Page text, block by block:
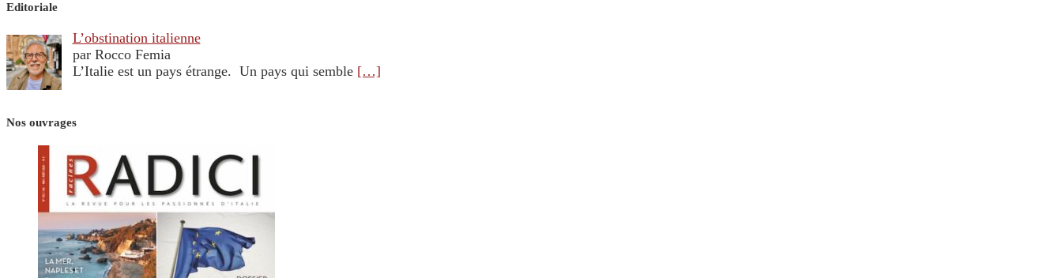
Editoriale
L’obstination italienne
par Rocco Femia
L’Italie est un pays étrange. Un pays qui semble […]
Nos ouvrages